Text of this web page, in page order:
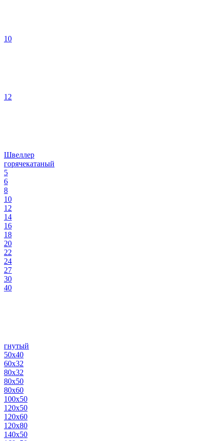
10
12
Швеллер
горячекатаный
5
6
8
10
12
14
16
18
20
22
24
27
30
40
гнутый
50х40
60х32
80х32
80х50
80х60
100х50
120х50
120х60
120х80
140х50